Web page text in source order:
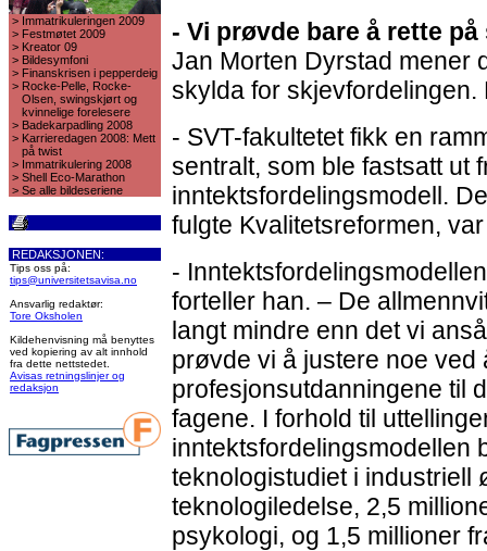
> Immatrikuleringen 2009
> Festmøtet 2009
> Kreator 09
> Bildesymfoni
> Finanskrisen i pepperdeig
> Rocke-Pelle, Rocke-
Olsen, swingskjørt og
kvinnelige forelesere
> Badekarpadling 2008
> Karrieredagen 2008: Mett
på twist
> Immatrikulering 2008
> Shell Eco-Marathon
> Se alle bildeseriene
REDAKSJONEN:
Tips oss på:
tips@universitetsavisa.no
Ansvarlig redaktør:
Tore Oksholen
Kildehenvisning må benyttes
ved kopiering av alt innhold
fra dette nettstedet.
Avisas retningslinjer og
redaksjon
- Vi prøvde bare å rette
Jan Morten Dyrstad mener
skylda for
- SVT-fakultetet fikk en
sentralt, som ble fastsatt ut
inntektsfordelingsmodell.
fulgte Kvalitetsreformen,
-
forteller han. – De
langt mindre enn det vi
prøvde vi å justere noe
profesjonsutdanningene til
fagene. I forhold til
inntektsfordelingsmodellen
teknologistudiet i industriell
teknologiledelse, 2,5
psykologi, og 1,5 millioner